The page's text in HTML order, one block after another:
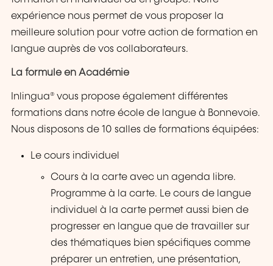
expérience nous permet de vous proposer la
meilleure solution pour votre action de formation en
langue auprès de vos collaborateurs.
La formule en Académie
Inlingua® vous propose également différentes
formations dans notre école de langue à Bonnevoie.
Nous disposons de 10 salles de formations équipées:
Le cours individuel
Cours à la carte avec un agenda libre.
Programme à la carte. Le cours de langue
individuel à la carte permet aussi bien de
progresser en langue que de travailler sur
des thématiques bien spécifiques comme
préparer un entretien, une présentation,